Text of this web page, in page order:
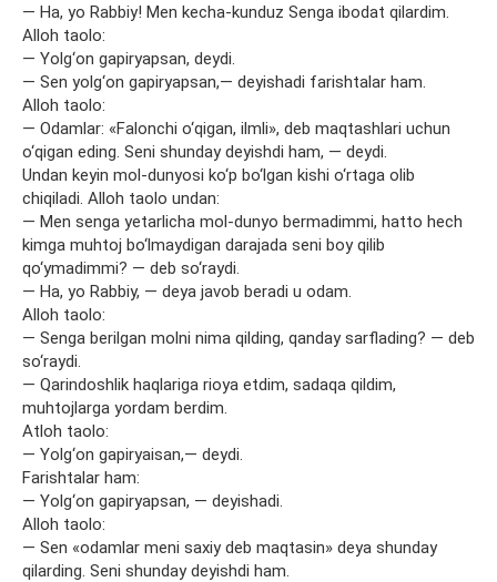
— Ha, yo Rabbiy! Men kecha-kunduz Senga ibodat qilardim.
Alloh taolo:
— Yolg‘on gapiryapsan, deydi.
— Sen yolg‘on gapiryapsan,— deyishadi farishtalar ham.
Alloh taolo:
— Odamlar: «Falonchi o‘qigan, ilmli», deb maqtashlari uchun
o‘qigan eding. Seni shunday deyishdi ham, — deydi.
Undan keyin mol-dunyosi ko‘p bo‘lgan kishi o‘rtaga olib
chiqiladi. Alloh taolo undan:
— Men senga yetarlicha mol-dunyo bermadimmi, hatto hech
kimga muhtoj bo‘lmaydigan darajada seni boy qilib
qo‘ymadimmi? — deb so‘raydi.
— Ha, yo Rabbiy, — deya javob beradi u odam.
Alloh taolo:
— Senga berilgan molni nima qilding, qanday sarflading? — deb
so‘raydi.
— Qarindoshlik haqlariga rioya etdim, sadaqa qildim,
muhtojlarga yordam berdim.
Atloh taolo:
— Yolg‘on gapiryaisan,— deydi.
Farishtalar ham:
— Yolg‘on gapiryapsan, — deyishadi.
Alloh taolo:
— Sen «odamlar meni saxiy deb maqtasin» deya shunday
qilarding. Seni shunday deyishdi ham.